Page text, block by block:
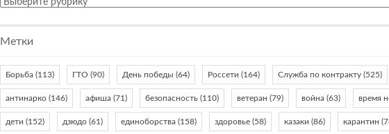
Метки
Борьба (113) ГТО (90) День победы (64) Россети (164) Служба по контракту (525)
антинарко (146) афиша (71) безопасность (110) ветеран (79) война (63) время
дети (152) дзюдо (61) единоборства (158) здоровье (58) казаки (86) карантин